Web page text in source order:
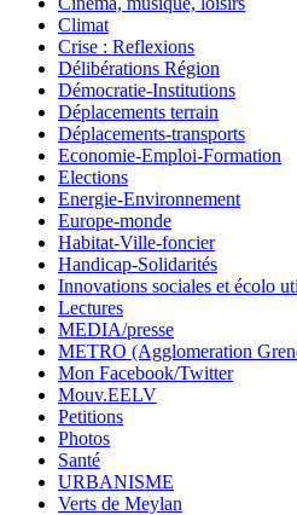
Climat
Crise : Reflexions
Délibérations Région
Démocratie-Institutions
Déplacements terrain
Déplacements-transports
Economie-Emploi-Formation
Elections
Energie-Environnement
Europe-monde
Habitat-Ville-foncier
Handicap-Solidarités
Innovations sociales et écolo
Lectures
MEDIA/presse
METRO (Agglomeration
Mon Facebook/Twitter
Mouv.EELV
Petitions
Photos
Santé
URBANISME
Verts de Meylan